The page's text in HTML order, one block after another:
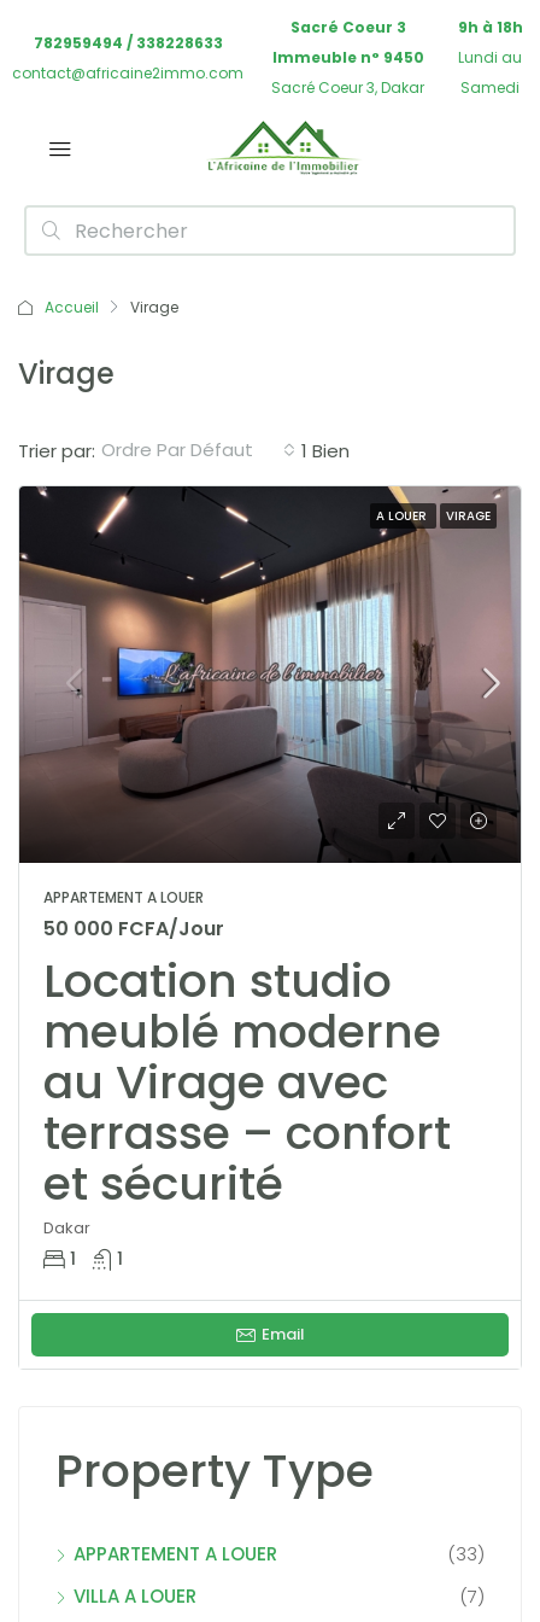
782959494 / 338228633
contact@africaine2immo.com
Sacré Coeur 3
Immeuble n° 9450
Sacré Coeur 3, Dakar
9h à 18h
Lundi au
Samedi
Accueil Virage
Virage
1 Bien
Trier par: Ordre Par Défaut
A LOUER VIRAGE
APPARTEMENT A LOUER
50 000 FCFA/Jour
Location studio
meublé moderne
au Virage avec
terrasse – confort
et sécurité
Dakar
1 1
Email
Property Type
APPARTEMENT A LOUER
(33)
VILLA A LOUER
(7)